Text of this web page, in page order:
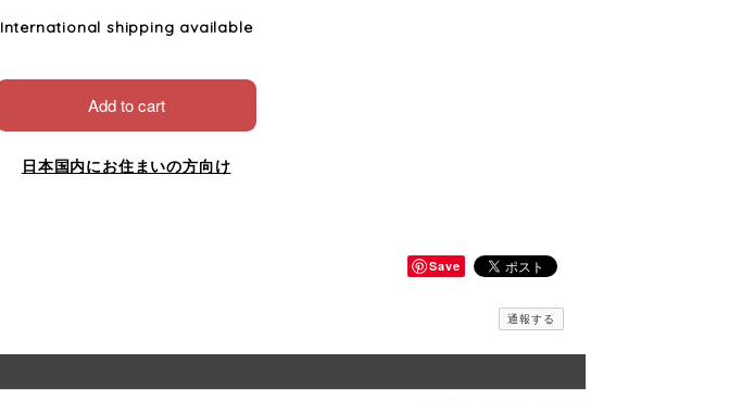
International shipping available
Add to cart
日本国内にお住まいの方向け
Save
通報する